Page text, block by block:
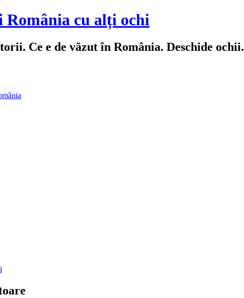
România cu alți ochi
Ce e de văzut în România. Deschide ochii.